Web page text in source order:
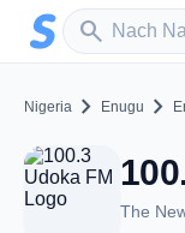
Zum Hauptinhalt
search
Sender suchen
Nigeria chevron_right Enugu chevron_right
The